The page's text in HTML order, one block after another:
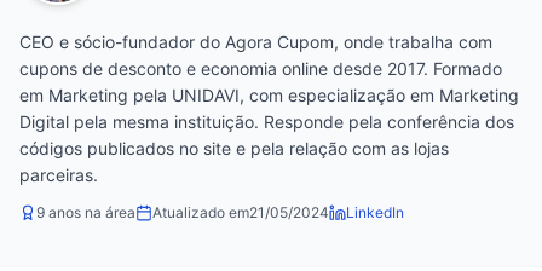
CEO e sócio-fundador do Agora Cupom, onde trabalha com
cupons de desconto e economia online desde 2017. Formado
em Marketing pela UNIDAVI, com especialização em Marketing
Digital pela mesma instituição. Responde pela conferência dos
códigos publicados no site e pela relação com as lojas
parceiras.
9 anos na área Atualizado em21/05/2024 LinkedIn